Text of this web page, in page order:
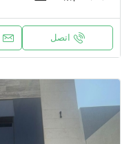
اتصل